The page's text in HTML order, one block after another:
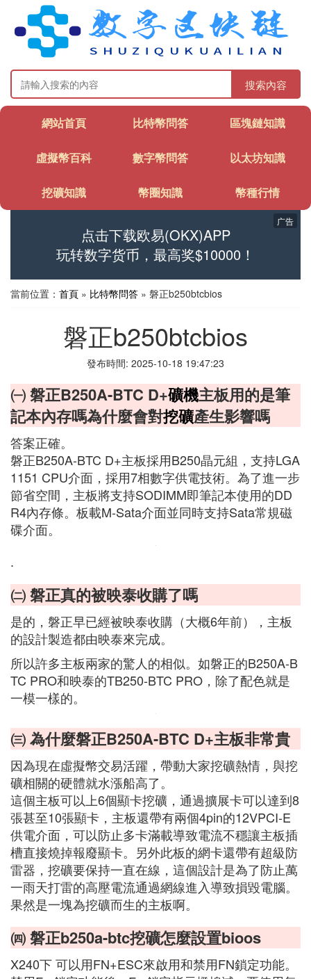
搜索內容
網站首頁 比特幣問答 區塊鏈知識
虛擬幣百科 數字幣問答 以太坊知識
挖礦知識 幣圈知識 幣種行情
点击下载欧易(OKX)APP
玩转数字货币，最高奖$10000！
广告
當前位置： 首頁 » 比特幣問答 » 磐正b250btcbios
磐正b250btcbios
發布時間: 2025-10-18 19:47:23
㈠ 磐正B250A-BTC D+礦機主板用的是筆
記本內存嗎為什麼會對挖礦產生影響嗎
答案正確。
磐正B250A-BTC D+主板採用B250晶元組，支持LGA
1151 CPU介面，採用7相數字供電技術。為了進一步
節省空間，主板將支持SODIMM即筆記本使用的DD
R4內存條。板載M-Sata介面並同時支持Sata常規磁
碟介面。
.
㈡ 磐正真的被映泰收購了嗎
是的，磐正早已經被映泰收購（大概6年前），主板
的設計製造都由映泰來完成。
所以許多主板兩家的驚人的相似。如磐正的B250A-B
TC PRO和映泰的TB250-BTC PRO，除了配色就是
一模一樣的。
㈢ 為什麼磐正B250A-BTC D+主板非常貴
因為現在虛擬幣交易活躍，帶動大家挖礦熱情，與挖
礦相關的硬體就水漲船高了。
這個主板可以上6個顯卡挖礦，通過擴展卡可以達到8
張甚至10張顯卡，主板還帶有兩個4pin的12VPCI-E
供電介面，可以防止多卡滿載導致電流不穩讓主板插
槽直接燒掉報廢顯卡。另外此板的網卡還帶有超級防
雷器，挖礦要保持一直在線，這個設計是為了防止萬
一雨天打雷的高壓電流通過網線進入導致損毀電腦。
果然是一塊為挖礦而生的主板啊。
㈣ 磐正b250a-btc挖礦怎麼設置bioos
X240下 可以用FN+ESC來啟用和禁用FN鎖定功能。